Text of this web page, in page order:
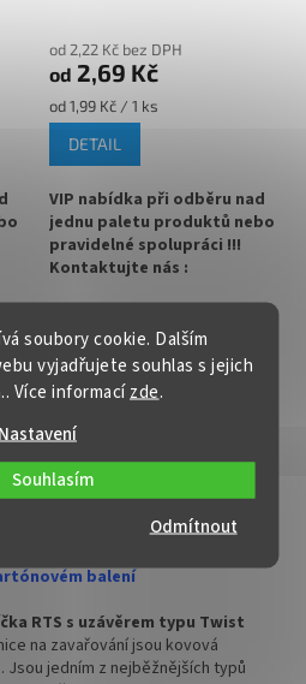
soubory cookie. Dalším
vyjadřujete souhlas s jejich
Více informacízde.
Nastavení
Odmítnout
Souhlasím
Paletu za výhodnější cenu
objednejte ZDE
od 2,22 Kč bez DPH
od 2,69 Kč
Měrná
cena:
od 1,99 Kč / 1 ks
DETAIL
VIP nabídka při odběru nad
jednu paletu produktů nebo
pravidelné spolupráci !!!
Kontaktujte nás :
✅Víčko na sklenici s uzávěrem
typu Twist Off 66
✅ Šroubovací víčko pro snadné
otevření sklenice
✅ Různé varianty víček TO 66
objednejteZDE
✅ Pro výhodnější cenu kupte
celý karton
✅ Víčka skladem a ihned k
odeslání!
PODOBNÉ PRODUKTY
balení
RTS s uzávěrem typu Twist
na zavařování jsou kovová
Jsou jedním z nejběžnějších typů